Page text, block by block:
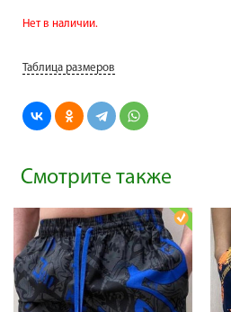
Нет в наличии.
Таблица размеров
Смотрите также